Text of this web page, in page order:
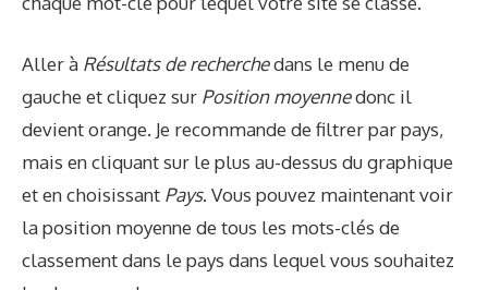
Aller à Résultats de recherchedans le menu de
gauche et cliquez sur Position moyennedonc il
devient orange. Je recommande de filtrer par pays,
mais en cliquant sur le plus au-dessus du graphique
et en choisissant Pays. Vous pouvez maintenant voir
la position moyenne de tous les mots-clés de
classement dans le pays dans lequel vous souhaitez